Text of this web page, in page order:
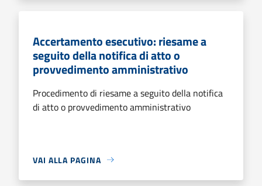
Accertamento esecutivo: riesame a
seguito della notifica di atto o
provvedimento amministrativo
Procedimento di riesame a seguito della notifica
di atto o provvedimento amministrativo
VAI ALLA PAGINA